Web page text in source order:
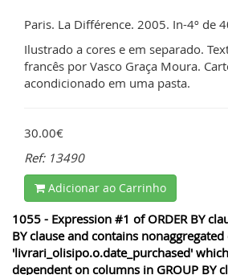
Paris. La Différence. 2005. In-4º de
Ilustrado a cores e em separado.
francês por Vasco Graça Moura.
acondicionado em uma pasta.
30.00€
Ref: 13490
Adicionar ao Carrinho
1055 - Expression #1 of ORDER BY
BY clause and contains
'livrari_olisipo.o.date_purchased'
dependent on columns in GROUP BY